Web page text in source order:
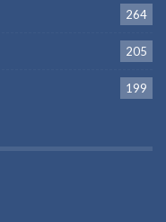
264
205
199